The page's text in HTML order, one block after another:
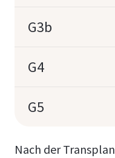
G3b
G4
G5
Nach der